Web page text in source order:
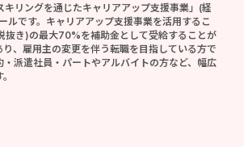
リングを通じたキャリアアップ支援事業」(経
ルです。キャリアアップ支援事業を活用するこ
抜き)の最大70%を補助金として受給することが
、雇用主の変更を伴う転職を目指している方で
・派遣社員・パートやアルバイトの方など、幅広